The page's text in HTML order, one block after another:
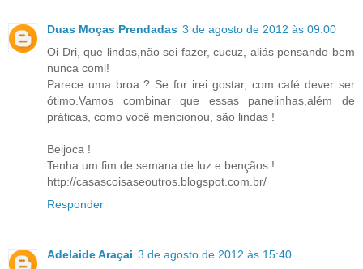
Duas Moças Prendadas 3 de agosto de 2012 às 09:00
Oi Dri, que lindas,não sei fazer, cucuz, aliás pensando bem
nunca comi!
Parece uma broa ? Se for irei gostar, com café dever ser
ótimo.Vamos combinar que essas panelinhas,além de
práticas, como você mencionou, são lindas !
Beijoca !
Tenha um fim de semana de luz e bençãos !
http://casascoisaseoutros.blogspot.com.br/
Responder
Adelaide Araçai 3 de agosto de 2012 às 15:40